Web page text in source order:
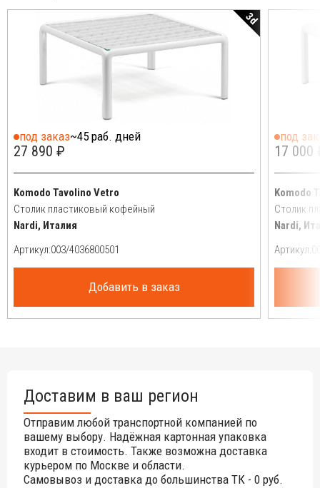
3d
под заказ~45 раб. дней
27 890 ₽
Komodo Tavolino Vetro
Столик пластиковый кофейный
Nardi, Италия
Артикул:
Добавить в заказ
под
17 000
Komodo
Столик
Nardi,
Артикул:
Доставим в ваш регион
Отправим любой транспортной компанией по
вашему выбору. Надёжная картонная упаковка
входит в стоимость. Также возможна доставка
курьером по Москве и области.
Самовывоз и доставка до большинства ТК - 0 руб.